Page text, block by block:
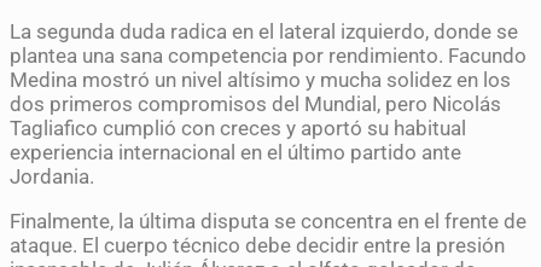
La segunda duda radica en el lateral izquierdo, donde se
plantea una sana competencia por rendimiento. Facundo
Medina mostró un nivel altísimo y mucha solidez en los
dos primeros compromisos del Mundial, pero Nicolás
Tagliafico cumplió con creces y aportó su habitual
experiencia internacional en el último partido ante
Jordania.
Finalmente, la última disputa se concentra en el frente de
ataque. El cuerpo técnico debe decidir entre la presión